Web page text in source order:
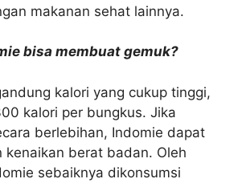
makanan sehat lainnya.
bisa membuat gemuk?
kalori yang cukup tinggi,
kalori per bungkus. Jika
berlebihan, Indomie dapat
kenaikan berat badan. Oleh
sebaiknya dikonsumsi